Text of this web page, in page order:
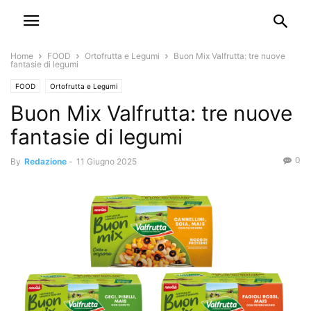
Home FOOD Ortofrutta e Legumi
Buon Mix Valfrutta: tre nuove
fantasie di legumi
FOOD Ortofrutta e Legumi
Buon Mix Valfrutta: tre nuove
fantasie di legumi
By Redazione - 11 Giugno 2025 0